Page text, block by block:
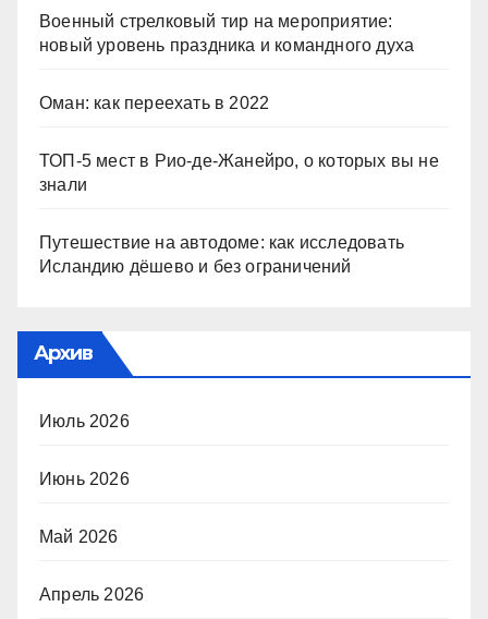
Военный стрелковый тир на мероприятие:
новый уровень праздника и командного духа
Оман: как переехать в 2022
ТОП-5 мест в Рио-де-Жанейро, о которых вы не
знали
Путешествие на автодоме: как исследовать
Исландию дёшево и без ограничений
Архив
Июль 2026
Июнь 2026
Май 2026
Апрель 2026